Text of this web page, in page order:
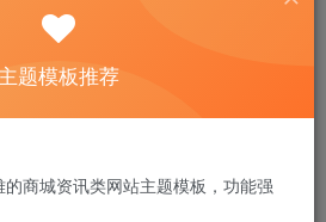
费后查看
￥9.9
登录！建议登陆后购买，可保存购买订单
主题模板推荐
商城资讯类网站主题模板，功能强